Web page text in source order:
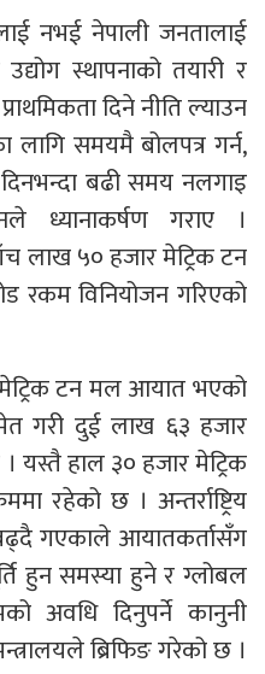
नभई नेपाली जनतालाई
स्थापनाको तयारी र
दिने नीति ल्याउन
समयमै बोलपत्र गर्न,
बढी समय नलगाइ
ध्यानाकर्षण गराए ।
लाख ५० हजार मेट्रिक टन
रकम विनियोजन गरिएको
टन मल आयात भएको
गरी दुई लाख ६३ हजार
यस्तै हाल ३० हजार मेट्रिक
रहेको छ । अन्तर्राष्ट्रिय
गएकाले आयातकर्तासँग
हुन समस्या हुने र ग्लोबल
अवधि दिनुपर्ने कानुनी
ब्रिफिङ गरेको छ ।